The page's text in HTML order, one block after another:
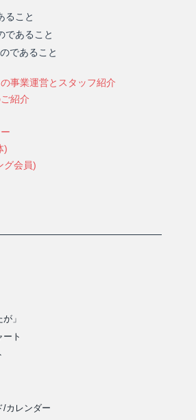
ること
であること
であること
事業運営とスタッフ紹介
紹介
)
グ会員)
」
ート
/カレンダー